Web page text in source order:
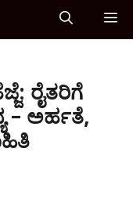
ರೈತರಿಗೆ
ಅರ್ಹತೆ,